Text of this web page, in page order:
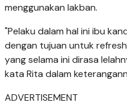
menggunakan lakban.
"Pelaku dalam hal ini ibu
dengan tujuan untuk
yang selama ini dirasa
kata Rita dalam
ADVERTISEMENT